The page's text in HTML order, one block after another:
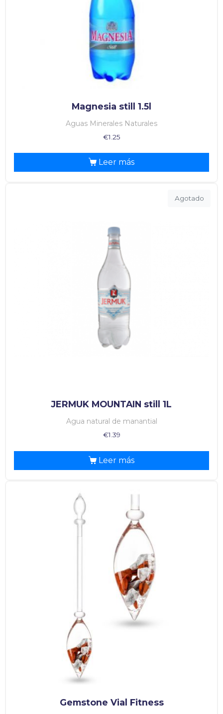
Magnesia still 1.5l
Aguas Minerales Naturales
€1.25
Leer más
Agotado
JERMUK MOUNTAIN still 1L
Agua natural de manantial
€1.39
Leer más
Gemstone Vial Fitness